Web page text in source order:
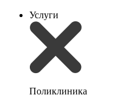
Услуги
Поликлиника